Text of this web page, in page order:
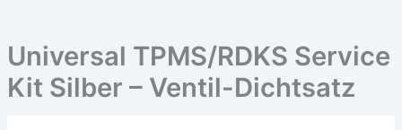
Universal TPMS/RDKS Service
Kit Silber – Ventil-Dichtsatz